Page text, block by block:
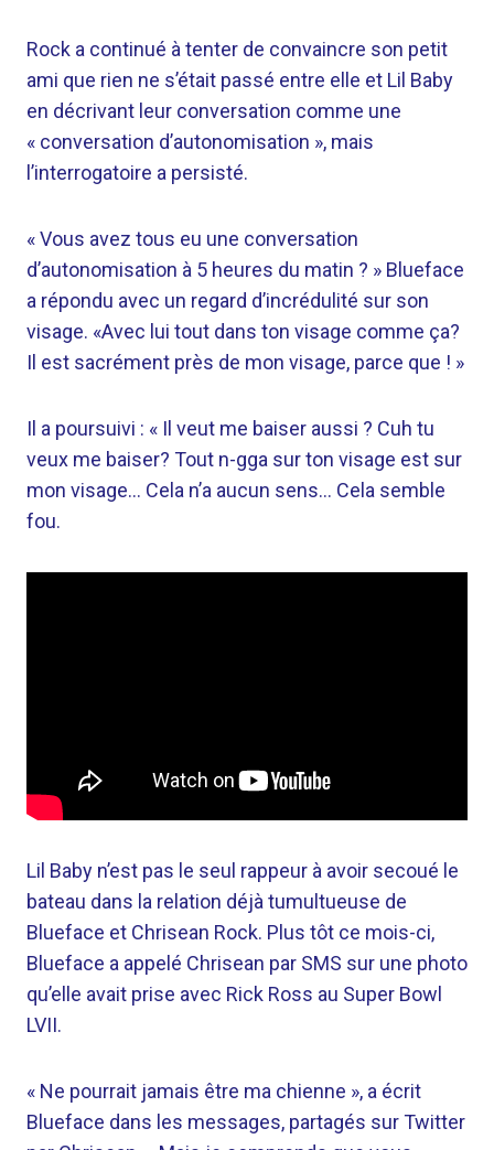
Rock a continué à tenter de convaincre son petit
ami que rien ne s’était passé entre elle et Lil Baby
en décrivant leur conversation comme une
« conversation d’autonomisation », mais
l’interrogatoire a persisté.
« Vous avez tous eu une conversation
d’autonomisation à 5 heures du matin ? » Blueface
a répondu avec un regard d’incrédulité sur son
visage. «Avec lui tout dans ton visage comme ça?
Il est sacrément près de mon visage, parce que ! »
Il a poursuivi : « Il veut me baiser aussi ? Cuh tu
veux me baiser? Tout n-gga sur ton visage est sur
mon visage… Cela n’a aucun sens… Cela semble
fou.
Lil Baby n’est pas le seul rappeur à avoir secoué le
bateau dans la relation déjà tumultueuse de
Blueface et Chrisean Rock. Plus tôt ce mois-ci,
Blueface a appelé Chrisean par SMS sur une photo
qu’elle avait prise avec Rick Ross au Super Bowl
LVII.
« Ne pourrait jamais être ma chienne », a écrit
Blueface dans les messages, partagés sur Twitter